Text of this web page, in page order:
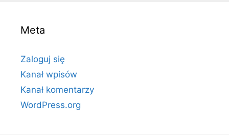
Meta
Zaloguj się
Kanał wpisów
Kanał komentarzy
WordPress.org